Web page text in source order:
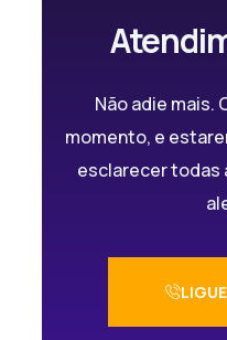
Não adie
momento, e
esclarecer todas